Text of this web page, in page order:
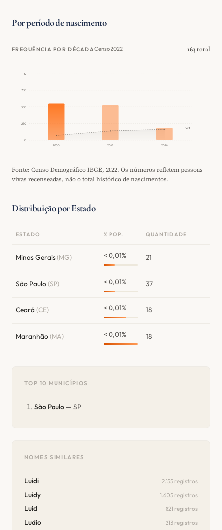
Por período de nascimento
FREQUÊNCIA POR DÉCADACenso 2022 163 total
0
250
500
750
1k
2000 2010 2020
163
Fonte: Censo Demográfico IBGE, 2022. Os números refletem pessoas
vivas recenseadas, não o total histórico de nascimentos.
Distribuição por Estado
ESTADO % POP. QUANTIDADE
Minas Gerais(MG) < 0,01% 21
São Paulo(SP) < 0,01% 37
Ceará (CE) < 0,01% 18
Maranhão(MA) < 0,01% 18
TOP 10 MUNICÍPIOS
São Paulo — SP
NOMES SIMILARES
Luidi 2.155 registros
Luidy 1.605 registros
Luid 821 registros
Ludio 213 registros